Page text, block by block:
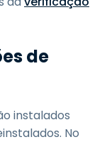
de
instalados
No